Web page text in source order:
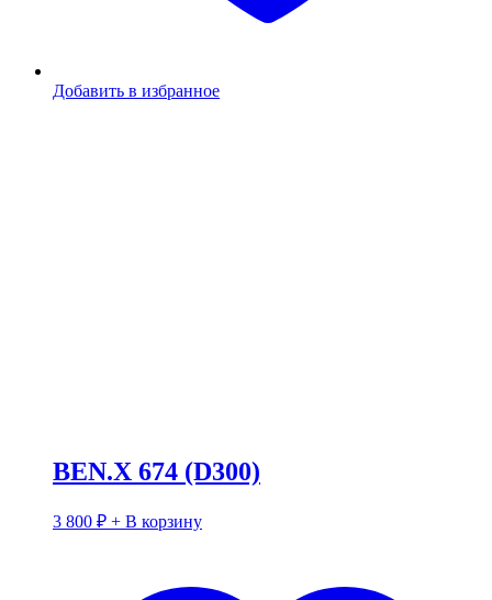
Добавить в избранное
BEN.X 674 (D300)
3 800 ₽ + В корзину